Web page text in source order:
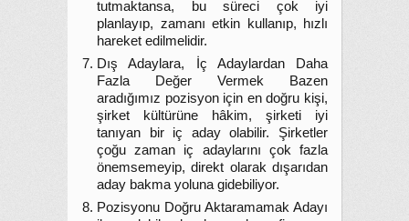
tutmaktansa, bu süreci çok iyi
planlayıp, zamanı etkin kullanıp, hızlı
hareket edilmelidir.
Dış Adaylara, İç Adaylardan Daha
Fazla Değer Vermek Bazen
aradığımız pozisyon için en doğru kişi,
şirket kültürüne hâkim, şirketi iyi
tanıyan bir iç aday olabilir. Şirketler
çoğu zaman iç adaylarını çok fazla
önemsemeyip, direkt olarak dışarıdan
aday bakma yoluna gidebiliyor.
Pozisyonu Doğru Aktaramamak Adayı